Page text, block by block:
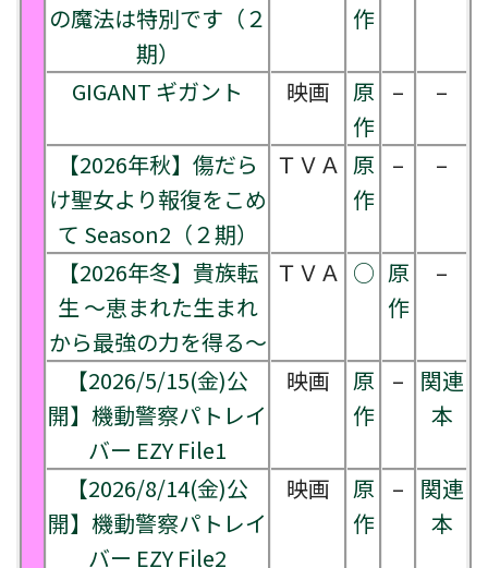
の魔法は特別です（２
期）
作
GIGANT ギガント 映画
原
作
– –
【2026年秋】傷だら
け聖女より報復をこめ
て Season2（２期）
ＴＶＡ 原
作
– –
【2026年冬】貴族転
生 ～恵まれた生まれ
から最強の力を得る～
ＴＶＡ ○ 原
作
–
【2026/5/15(金)公
開】機動警察パトレイ
バー EZY File1
映画
原
作
– 関連
本
【2026/8/14(金)公
開】機動警察パトレイ
バー EZY File2
映画
原
作
– 関連
本